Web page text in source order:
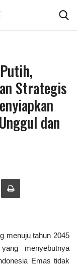
Strategis
dan
menuju tahun 2045
menyebutnya
Emas tidak